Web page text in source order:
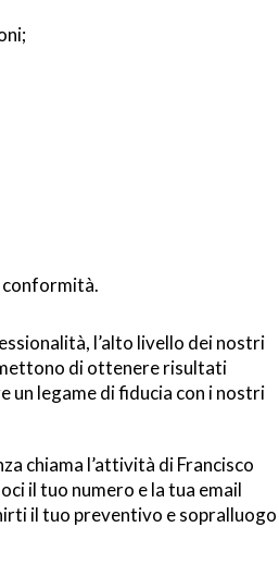
conformità.
l’alto livello dei nostri
di ottenere risultati
legame di fiducia con i nostri
chiama l’attività di Francisco
il tuo numero e la tua email
il tuo preventivo e sopralluogo